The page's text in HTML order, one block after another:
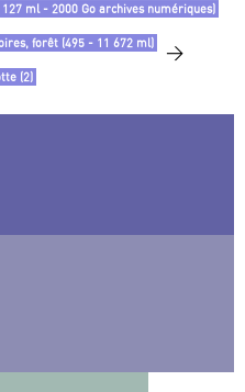
ml - 2000 Go archives numériques)
forêt (495 - 11 672 ml) >
(2)